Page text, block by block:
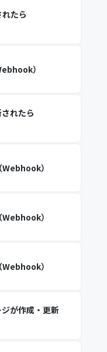
たら
）
れたら
）
）
）
が作成・更新